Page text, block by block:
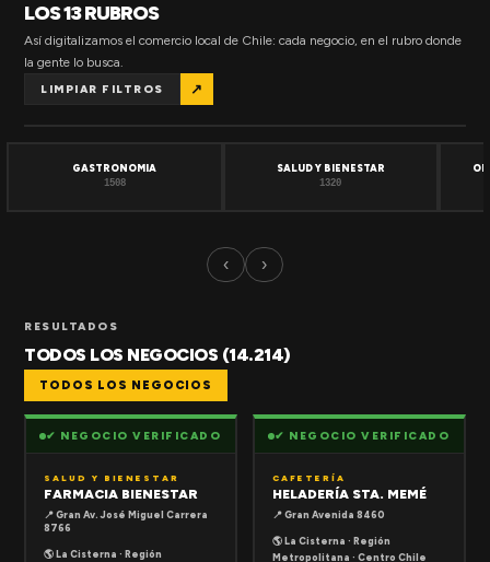
LOS 13 RUBROS
Así digitalizamos el comercio local de Chile: cada negocio, en el rubro donde
la gente lo busca.
LIMPIAR FILTROS ↗
GASTRONOMIA
1508
SALUD Y BIENESTAR
1320
‹ ›
RESULTADOS
TODOS LOS NEGOCIOS (14.214)
TODOS LOS NEGOCIOS
✔ NEGOCIO VERIFICADO
SALUD Y BIENESTAR
FARMACIA BIENESTAR
📍 Gran Av. José Miguel Carrera
8766
🌎 La Cisterna · Región
✔ NEGOCIO VERIFICADO
CAFETERÍA
HELADERÍA STA. MEMÉ
📍 Gran Avenida 8460
🌎 La Cisterna · Región
Metropolitana · Centro Chile